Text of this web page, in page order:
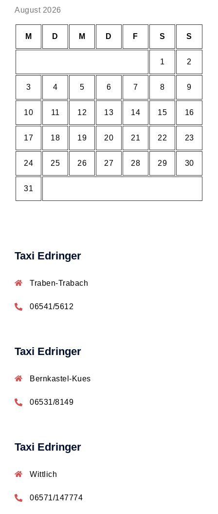
August 2026
M D M D F S S
1 2
3 4 5 6 7 8 9
10 11 12 13 14 15 16
17 18 19 20 21 22 23
24 25 26 27 28 29 30
31
Taxi Edringer
Traben-Trabach
06541/5612
Taxi Edringer
Bernkastel-Kues
06531/8149
Taxi Edringer
Wittlich
06571/147774